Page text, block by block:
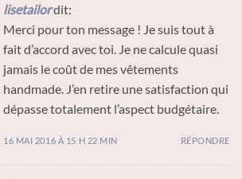
lisetailordit:
Merci pour ton message ! Je suis tout à
fait d’accord avec toi. Je ne calcule quasi
jamais le coût de mes vêtements
handmade. J’en retire une satisfaction qui
dépasse totalement l’aspect budgétaire.
16 MAI 2016 À 15 H 22 MIN RÉPONDRE